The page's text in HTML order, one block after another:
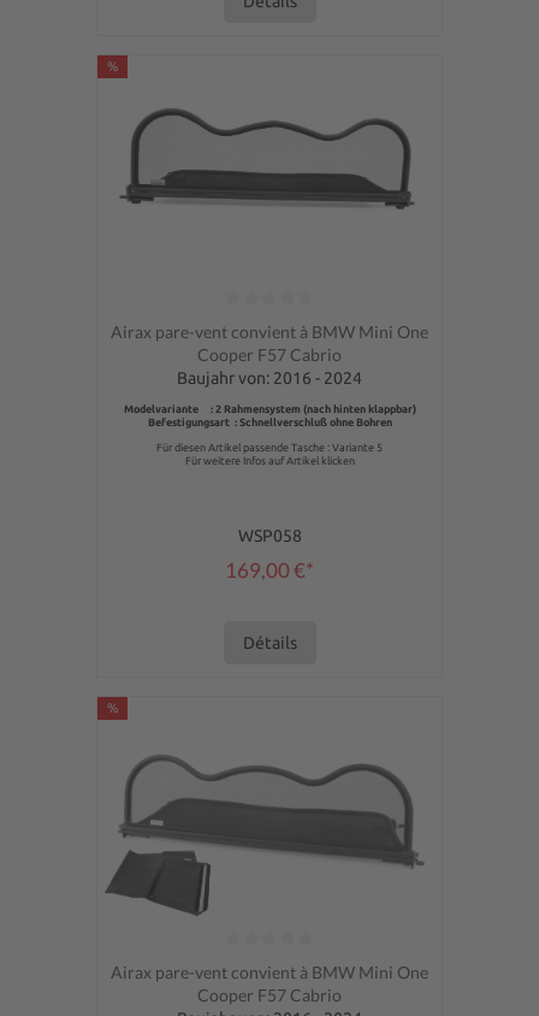
%
Note moyenne de 0 sur 5 étoiles
Airax pare-vent convient à BMW Mini One
Cooper F57 Cabrio
Baujahr von: 2016 - 2024
Modelvariante : 2 Rahmensystem (nach hinten klappbar)
Befestigungsart : Schnellverschluß ohne Bohren
Für diesen Artikel passende Tasche : Variante 5
Für weitere Infos auf Artikel klicken
WSP058
169,00 €*
Détails
%
Note moyenne de 0 sur 5 étoiles
Airax pare-vent convient à BMW Mini One
Cooper F57 Cabrio